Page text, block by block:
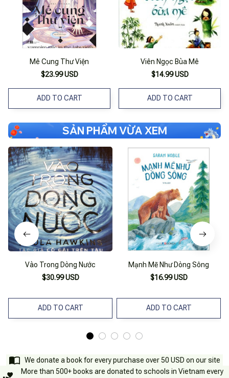
Mê Cung Thư Viện
$23.99 USD
ADD TO CART
Viên Ngọc Bùa Mê
$14.99 USD
ADD TO CART
SẢN PHẨM VỪA XEM
Vào Trong Dòng Nước
$30.99 USD
ADD TO CART
Mạnh Mẽ Như Dòng Sông
$16.99 USD
ADD TO CART
We donate a book for every purchase over 50 USD on our site
More than 500+ books are donated to schools in Vietnam every